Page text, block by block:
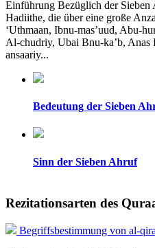
Einführung Bezüglich der Sieben
Hadiithe, die über eine große
‘Uthmaan, Ibnu-mas’uud, Abu-
Al-chudriy, Ubai Bnu-ka’b,
ansaariy...
Bedeutung der Sieben
Sinn der Sieben Ahruf
Rezitationsarten des
Begriffsbestimmung von al-